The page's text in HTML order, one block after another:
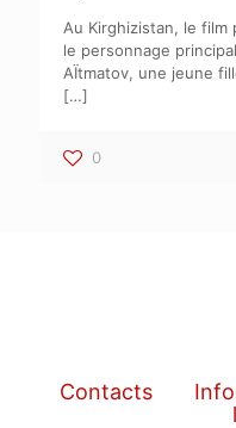
Au Kirghizistan, le film
le personnage
AÏtmatov, une jeune
[…]
0
Contacts